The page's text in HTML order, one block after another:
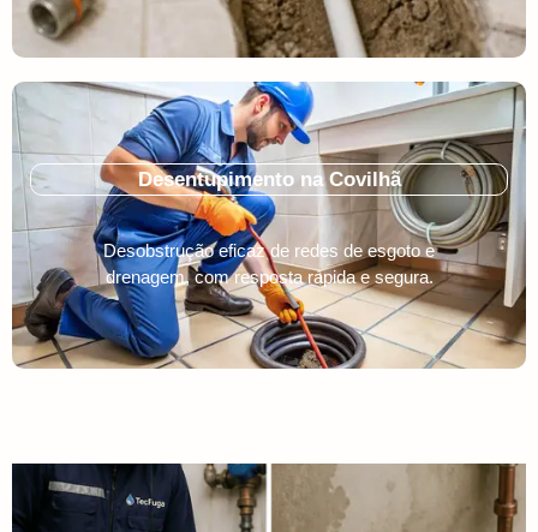
Desentupimento na Covilhã
Desobstrução eficaz de redes de esgoto e
drenagem, com resposta rápida e segura.